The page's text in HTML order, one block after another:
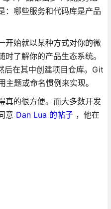
：哪些服务和代码库是产品
开始就以某种方式对你的微
了解你的产品生态系统。
后在其中创建项目仓库。Git
题或命名惯例来实现。
真的很方便。而大多数开发
意 Dan Lua 的帖子，他在